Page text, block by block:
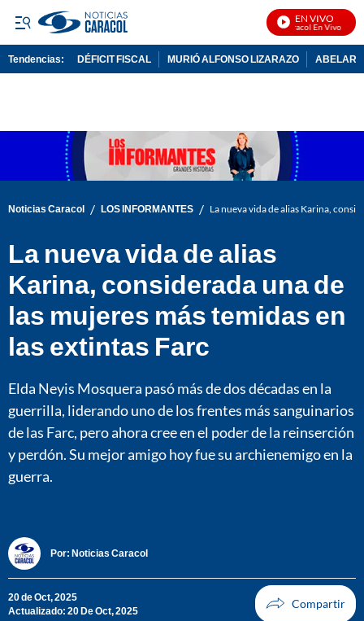
EN VIVO
Noticias Caracol En Vivo
Tendencias: DÉFICIT FISCAL MURIÓ ALFONSO LIZARAZO
Noticias Caracol / LOS INFORMANTES / La nueva vida de alias Karina,
La nueva vida de alias
Karina, considerada una de
las mujeres más temidas en
las extintas Farc
Elda Neyis Mosquera pasó más de dos décadas en la
guerrilla, liderando uno de los frentes más sanguinarios
de las Farc, pero ahora cree en el poder de la reinserción
y perdón. Su mejor amigo hoy fue su archienemigo en la
guerra.
Por: Noticias Caracol
20 de Oct, 2025
Actualizado: 20 De Oct, 2025